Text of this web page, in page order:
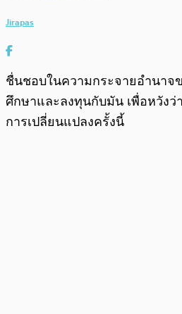
Jirapas
ชื่นชอบในความกระจายอำนาจ
ศึกษาและลงทุนกับมัน เพื่อหวังว่
การเปลี่ยนแปลงครั้งนี้